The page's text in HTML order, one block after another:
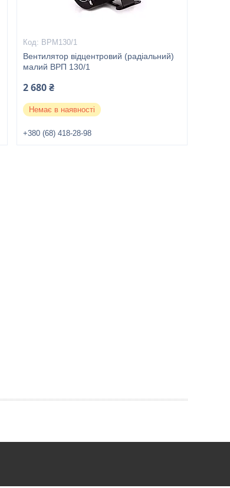
ВРМ130/1
Вентилятор відцентровий (радіальний)
малий ВРП 130/1
2 680 ₴
Немає в наявності
+380 (68) 418-28-98